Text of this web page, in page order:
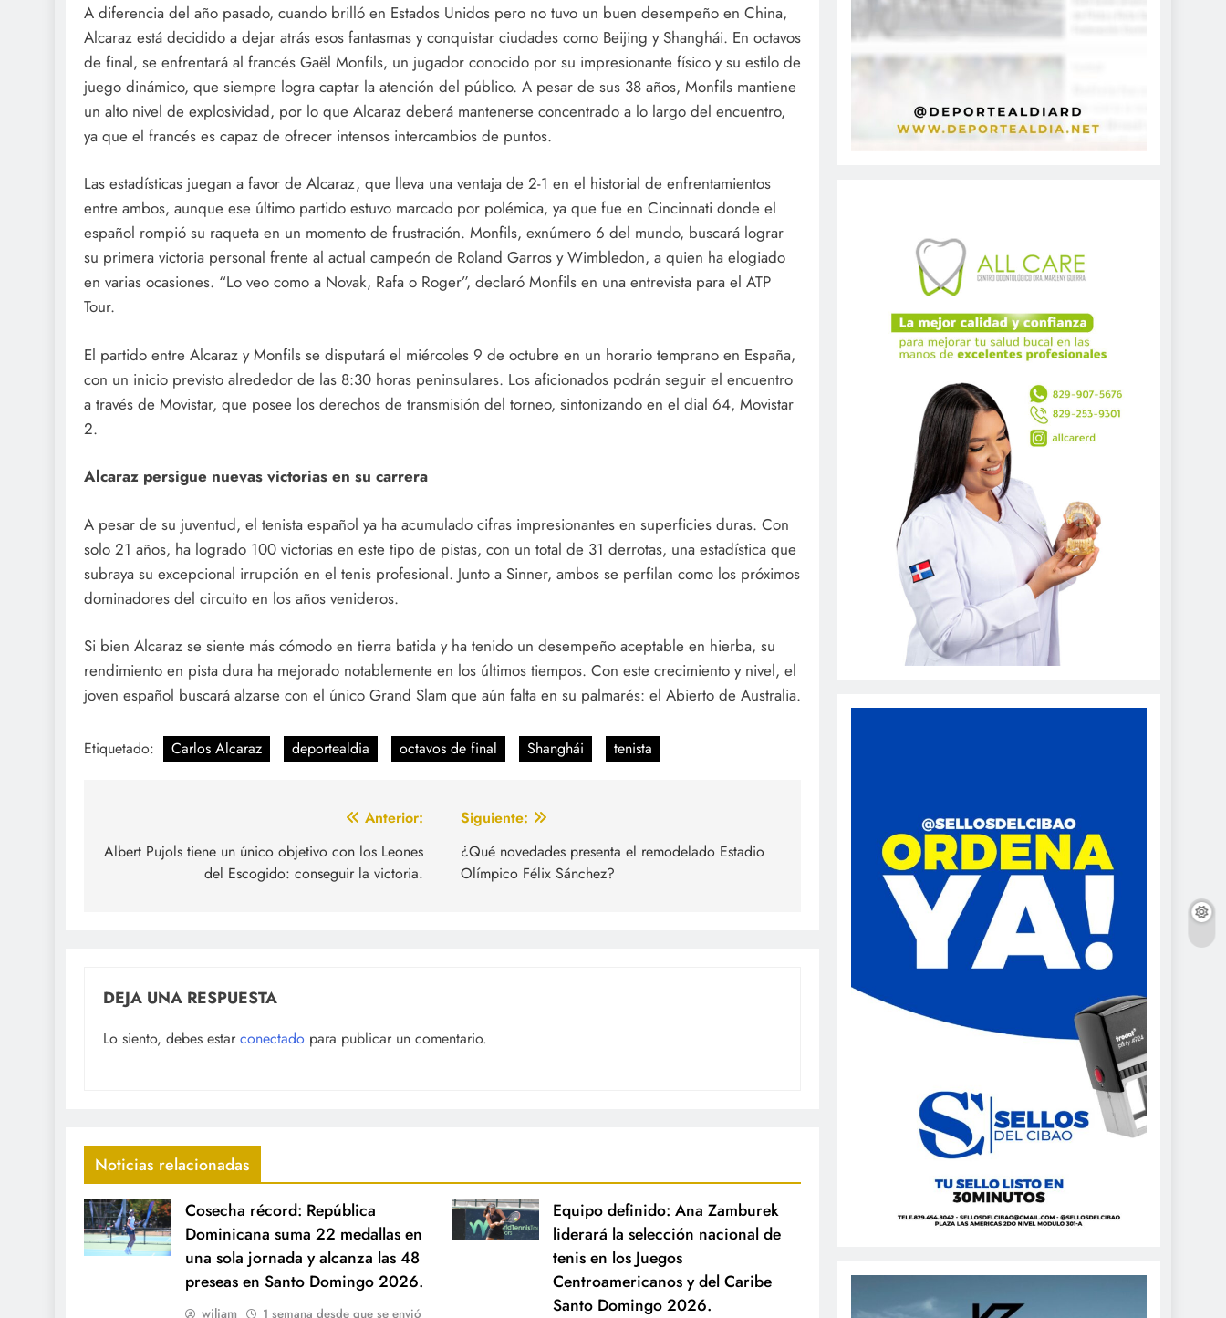
A diferencia del año pasado, cuando brilló en Estados Unidos pero no tuvo un buen desempeño en China,
Alcaraz está decidido a dejar atrás esos fantasmas y conquistar ciudades como Beijing y Shanghái. En octavos
de final, se enfrentará al francés Gaël Monfils, un jugador conocido por su impresionante físico y su estilo de
juego dinámico, que siempre logra captar la atención del público. A pesar de sus 38 años, Monfils mantiene
un alto nivel de explosividad, por lo que Alcaraz deberá mantenerse concentrado a lo largo del encuentro,
ya que el francés es capaz de ofrecer intensos intercambios de puntos.
Las estadísticas juegan a favor de Alcaraz, que lleva una ventaja de 2-1 en el historial de enfrentamientos
entre ambos, aunque ese último partido estuvo marcado por polémica, ya que fue en Cincinnati donde el
español rompió su raqueta en un momento de frustración. Monfils, exnúmero 6 del mundo, buscará lograr
su primera victoria personal frente al actual campeón de Roland Garros y Wimbledon, a quien ha elogiado
en varias ocasiones. “Lo veo como a Novak, Rafa o Roger”, declaró Monfils en una entrevista para el ATP
Tour.
El partido entre Alcaraz y Monfils se disputará el miércoles 9 de octubre en un horario temprano en España,
con un inicio previsto alrededor de las 8:30 horas peninsulares. Los aficionados podrán seguir el encuentro
a través de Movistar, que posee los derechos de transmisión del torneo, sintonizando en el dial 64, Movistar
2.
Alcaraz persigue nuevas victorias en su carrera
A pesar de su juventud, el tenista español ya ha acumulado cifras impresionantes en superficies duras. Con
solo 21 años, ha logrado 100 victorias en este tipo de pistas, con un total de 31 derrotas, una estadística que
subraya su excepcional irrupción en el tenis profesional. Junto a Sinner, ambos se perfilan como los próximos
dominadores del circuito en los años venideros.
Si bien Alcaraz se siente más cómodo en tierra batida y ha tenido un desempeño aceptable en hierba, su
rendimiento en pista dura ha mejorado notablemente en los últimos tiempos. Con este crecimiento y nivel, el
joven español buscará alzarse con el único Grand Slam que aún falta en su palmarés: el Abierto de Australia.
Etiquetado: Carlos Alcaraz deportealdia octavos de final Shanghái tenista
de
Anterior:
Albert Pujols tiene un único objetivo con los Leones
del Escogido: conseguir la victoria.
Siguiente:
¿Qué novedades presenta el remodelado Estadio
Olímpico Félix Sánchez?
DEJA UNA RESPUESTA
Lo siento, debes estar conectado para publicar un comentario.
Noticias relacionadas
Cosecha récord: República
Dominicana suma 22 medallas en
una sola jornada y alcanza las 48
preseas en Santo Domingo 2026.
wiliam 1 semana desde que se envió
Equipo definido: Ana Zamburek
liderará la selección nacional de
tenis en los Juegos
Centroamericanos y del Caribe
Santo Domingo 2026.